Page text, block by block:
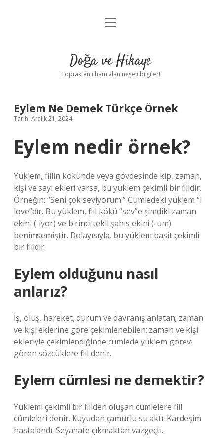
Anasayfa
Yasal Uyarı
menüyü
Doğa ve Hikaye
Topraktan ilham alan neşeli bilgiler!
Eylem Ne Demek Türkçe Örnek
Tarih: Aralık 21, 2024
Eylem nedir örnek?
Yüklem, fiilin kökünde veya gövdesinde kip, zaman,
kişi ve sayı ekleri varsa, bu yüklem çekimli bir fiildir.
Örneğin: “Seni çok seviyorum.” Cümledeki yüklem “I
love”dır. Bu yüklem, fiil kökü “sev”e şimdiki zaman
ekini (-iyor) ve birinci tekil şahıs ekini (-um)
benimsemiştir. Dolayısıyla, bu yüklem basit çekimli
bir fiildir.
Eylem olduğunu nasıl
anlarız?
İş, oluş, hareket, durum ve davranış anlatan; zaman
ve kişi eklerine göre çekimlenebilen; zaman ve kişi
ekleriyle çekimlendiğinde cümlede yüklem görevi
gören sözcüklere fiil denir.
Eylem cümlesi ne demektir?
Yüklemi çekimli bir fiilden oluşan cümlelere fiil
cümleleri denir. Kuyudan çamurlu su aktı. Kardeşim
hastalandı. Seyahate çıkmaktan vazgeçti.